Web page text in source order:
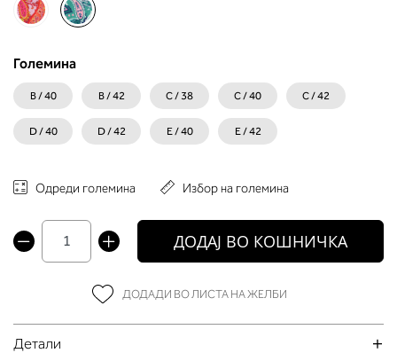
Големина
B / 40 B / 42 C / 38 C / 40 C / 42
D / 40 D / 42 E / 40 E / 42
Одреди големина Избор на големина
ДОДАЈ ВО КОШНИЧКА
ДОДАДИ ВО ЛИСТА НА ЖЕЛБИ
Детали